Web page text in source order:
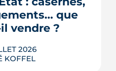
2030.
que
vendre ?
2026
KOFFEL